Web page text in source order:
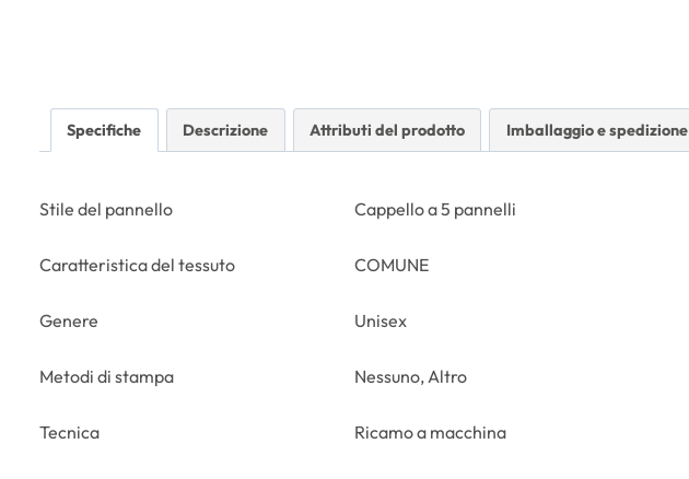
Specifiche Descrizione Attributi del prodotto Imballaggio e spedizione
Stile del pannello Cappello a 5 pannelli
Caratteristica del tessuto COMUNE
Genere Unisex
Metodi di stampa Nessuno, Altro
Tecnica Ricamo a macchina